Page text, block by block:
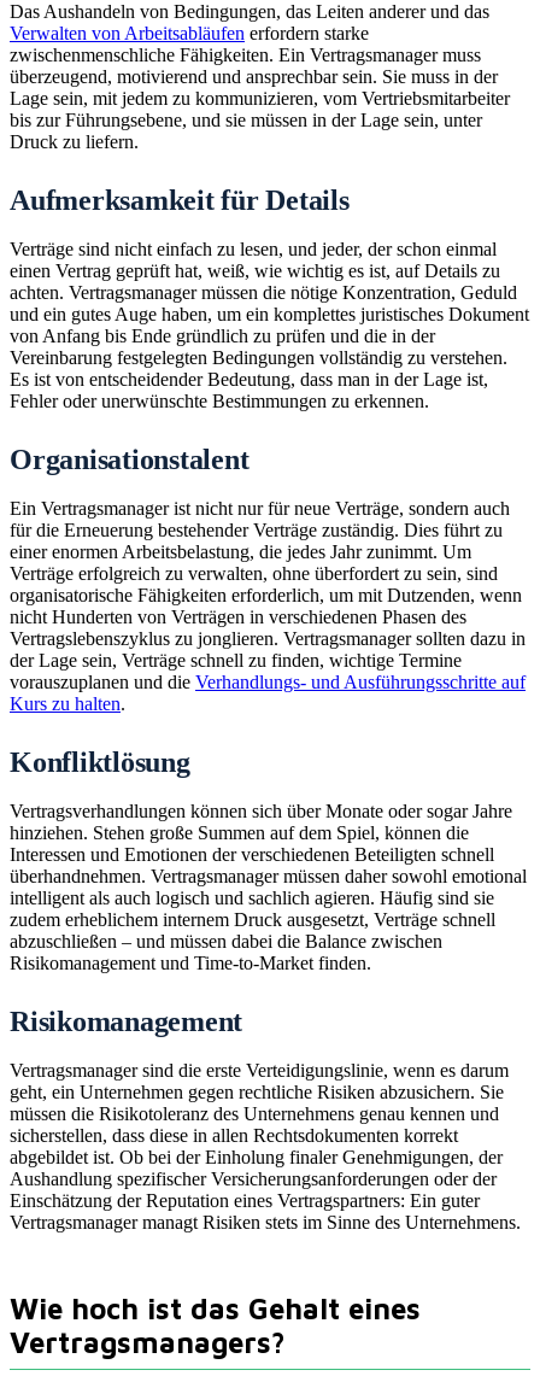
Das Aushandeln von Bedingungen, das Leiten anderer und das
Verwalten von Arbeitsabläufen erfordern starke
zwischenmenschliche Fähigkeiten. Ein Vertragsmanager muss
überzeugend, motivierend und ansprechbar sein. Sie muss in der
Lage sein, mit jedem zu kommunizieren, vom Vertriebsmitarbeiter
bis zur Führungsebene, und sie müssen in der Lage sein, unter
Druck zu liefern.
Aufmerksamkeit für Details
Verträge sind nicht einfach zu lesen, und jeder, der schon einmal
einen Vertrag geprüft hat, weiß, wie wichtig es ist, auf Details zu
achten. Vertragsmanager müssen die nötige Konzentration, Geduld
und ein gutes Auge haben, um ein komplettes juristisches Dokument
von Anfang bis Ende gründlich zu prüfen und die in der
Vereinbarung festgelegten Bedingungen vollständig zu verstehen.
Es ist von entscheidender Bedeutung, dass man in der Lage ist,
Fehler oder unerwünschte Bestimmungen zu erkennen.
Organisationstalent
Ein Vertragsmanager ist nicht nur für neue Verträge, sondern auch
für die Erneuerung bestehender Verträge zuständig. Dies führt zu
einer enormen Arbeitsbelastung, die jedes Jahr zunimmt. Um
Verträge erfolgreich zu verwalten, ohne überfordert zu sein, sind
organisatorische Fähigkeiten erforderlich, um mit Dutzenden, wenn
nicht Hunderten von Verträgen in verschiedenen Phasen des
Vertragslebenszyklus zu jonglieren. Vertragsmanager sollten dazu in
der Lage sein, Verträge schnell zu finden, wichtige Termine
vorauszuplanen und die Verhandlungs- und Ausführungsschritte auf
Kurs zu halten.
Konfliktlösung
Vertragsverhandlungen können sich über Monate oder sogar Jahre
hinziehen. Stehen große Summen auf dem Spiel, können die
Interessen und Emotionen der verschiedenen Beteiligten schnell
überhandnehmen. Vertragsmanager müssen daher sowohl emotional
intelligent als auch logisch und sachlich agieren. Häufig sind sie
zudem erheblichem internem Druck ausgesetzt, Verträge schnell
abzuschließen – und müssen dabei die Balance zwischen
Risikomanagement und Time-to-Market finden.
Risikomanagement
Vertragsmanager sind die erste Verteidigungslinie, wenn es darum
geht, ein Unternehmen gegen rechtliche Risiken abzusichern. Sie
müssen die Risikotoleranz des Unternehmens genau kennen und
sicherstellen, dass diese in allen Rechtsdokumenten korrekt
abgebildet ist. Ob bei der Einholung finaler Genehmigungen, der
Aushandlung spezifischer Versicherungsanforderungen oder der
Einschätzung der Reputation eines Vertragspartners: Ein guter
Vertragsmanager managt Risiken stets im Sinne des Unternehmens.
Wie hoch ist das Gehalt eines
Vertragsmanagers?